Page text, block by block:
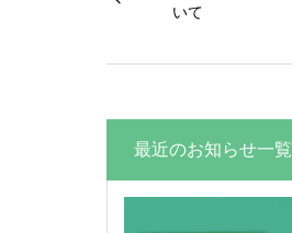
いて
最近のお知らせ一覧